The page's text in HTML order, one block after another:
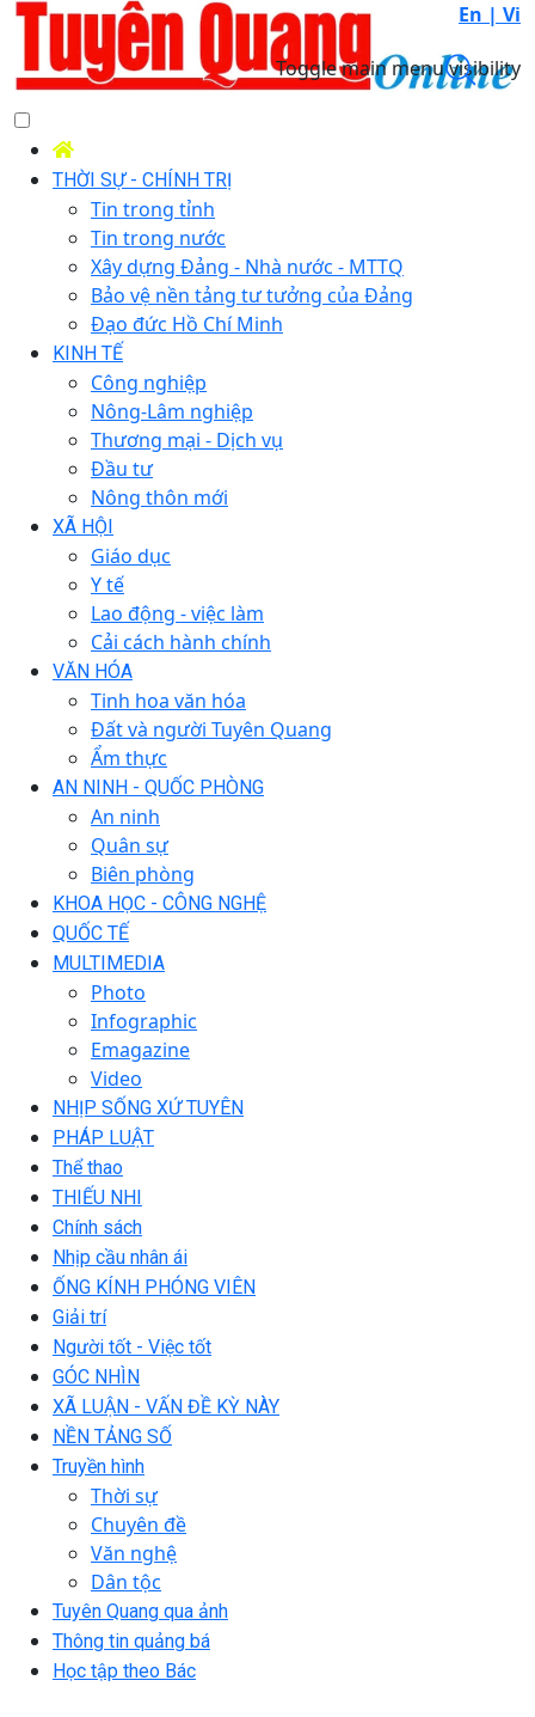
En | Vi
Toggle main menu visibility
THỜI SỰ - CHÍNH TRỊ
Tin trong tỉnh
Tin trong nước
Xây dựng Đảng - Nhà nước - MTTQ
Bảo vệ nền tảng tư tưởng của Đảng
Đạo đức Hồ Chí Minh
KINH TẾ
Công nghiệp
Nông-Lâm nghiệp
Thương mại - Dịch vụ
Đầu tư
Nông thôn mới
XÃ HỘI
Giáo dục
Y tế
Lao động - việc làm
Cải cách hành chính
VĂN HÓA
Tinh hoa văn hóa
Đất và người Tuyên Quang
Ẩm thực
AN NINH - QUỐC PHÒNG
An ninh
Quân sự
Biên phòng
KHOA HỌC - CÔNG NGHỆ
QUỐC TẾ
MULTIMEDIA
Photo
Infographic
Emagazine
Video
NHỊP SỐNG XỨ TUYÊN
PHÁP LUẬT
Thể thao
THIẾU NHI
Chính sách
Nhịp cầu nhân ái
ỐNG KÍNH PHÓNG VIÊN
Giải trí
Người tốt - Việc tốt
GÓC NHÌN
XÃ LUẬN - VẤN ĐỀ KỲ NÀY
NỀN TẢNG SỐ
Truyền hình
Thời sự
Chuyên đề
Văn nghệ
Dân tộc
Tuyên Quang qua ảnh
Thông tin quảng bá
Học tập theo Bác